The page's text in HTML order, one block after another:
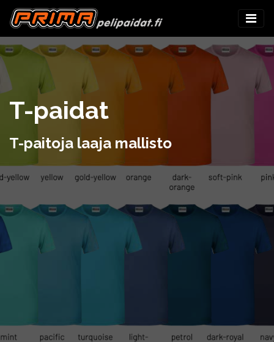
T-paidat
T-paitoja laaja mallisto